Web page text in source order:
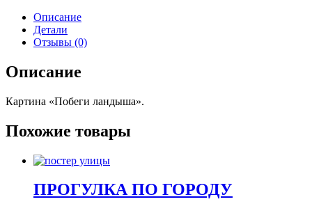
Описание
Детали
Отзывы (0)
Описание
Картина «Побеги ландыша».
Похожие товары
ПРОГУЛКА ПО ГОРОДУ